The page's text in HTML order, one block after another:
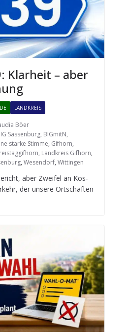
Klar­heit – aber
LANDKREIS
Böer
Sassenburg, BIGmitN,
starke Stimme, Gifhorn,
, Landkreis Gifhorn,
, Wesendorf, Wittingen
aber Zwei­fel an Kos­
der unsere Ort­schaf­ten